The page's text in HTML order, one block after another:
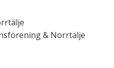
& Norrtälje